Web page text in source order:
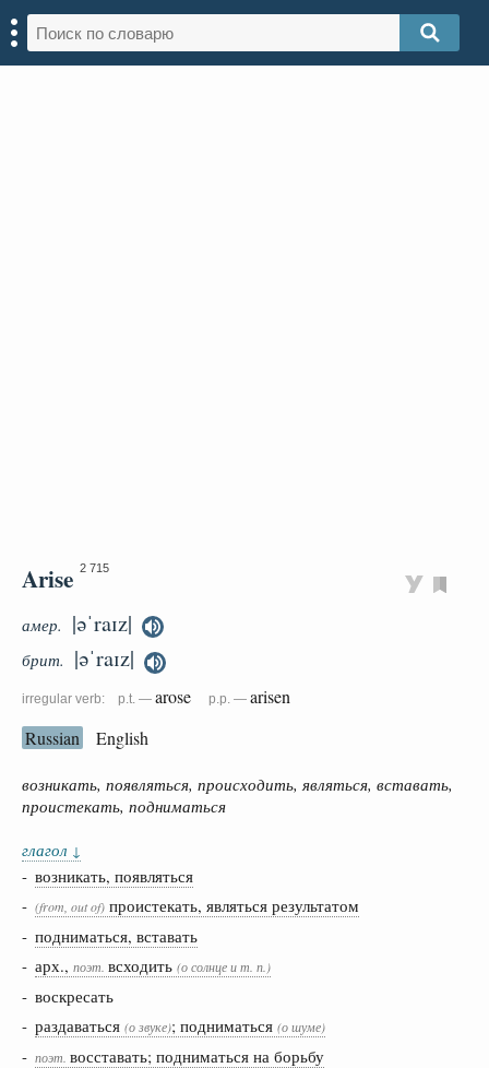
Arise 2 715
амер. |əˈraɪz|
брит. |əˈraɪz|
irregular verb: p.t. — arose p.p. — arisen
Russian
English
возникать, появляться, происходить, являться, вставать,
проистекать, подниматься
глагол ↓
- возникать, появляться
- (from, out of) проистекать, являться результатом
- подниматься, вставать
- арх., поэт. всходить (о солнце и т. п.)
- воскресать
- раздаваться (о звуке); подниматься (о шуме)
- поэт. восставать; подниматься на борьбу